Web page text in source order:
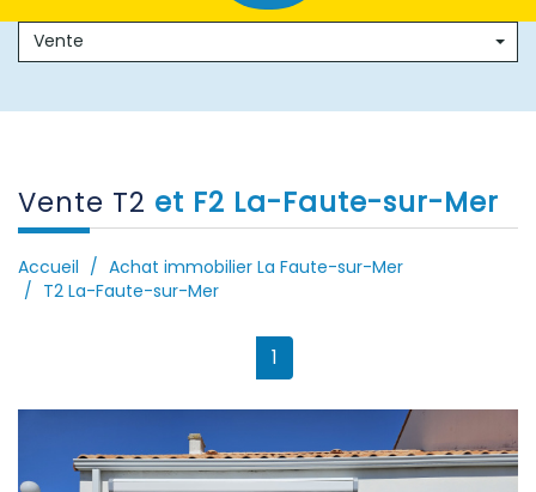
Vente
Vente T2 et F2 La-Faute-sur-Mer
Accueil
Achat immobilier La Faute-sur-Mer
T2 La-Faute-sur-Mer
1